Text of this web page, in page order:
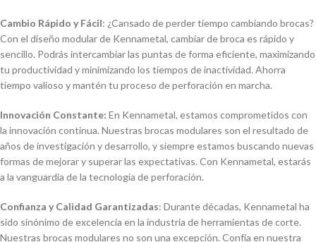
Cambio Rápido y Fácil: ¿Cansado de perder tiempo cambiando brocas?
Con el diseño modular de Kennametal, cambiar de broca es rápido y
sencillo. Podrás intercambiar las puntas de forma eficiente, maximizando
tu productividad y minimizando los tiempos de inactividad. Ahorra
tiempo valioso y mantén tu proceso de perforación en marcha.
Innovación Constante: En Kennametal, estamos comprometidos con
la innovación continua. Nuestras brocas modulares son el resultado de
años de investigación y desarrollo, y siempre estamos buscando nuevas
formas de mejorar y superar las expectativas. Con Kennametal, estarás
a la vanguardia de la tecnologí­a de perforación.
Confianza y Calidad Garantizadas: Durante décadas, Kennametal ha
sido sinónimo de excelencia en la industria de herramientas de corte.
Nuestras brocas modulares no son una excepción. Confí­a en nuestra